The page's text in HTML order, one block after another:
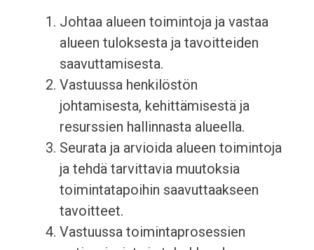
Johtaa alueen toimintoja ja vastaa
alueen tuloksesta ja tavoitteiden
saavuttamisesta.
Vastuussa henkilöstön
johtamisesta, kehittämisestä ja
resurssien hallinnasta alueella.
Seurata ja arvioida alueen toimintoja
ja tehdä tarvittavia muutoksia
toimintatapoihin saavuttaakseen
tavoitteet.
Vastuussa toimintaprosessien